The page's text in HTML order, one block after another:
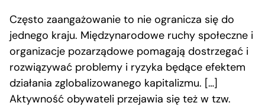
Często zaangażowanie to nie ogranicza się do
jednego kraju. Międzynarodowe ruchy społeczne i
organizacje pozarządowe pomagają dostrzegać i
rozwiązywać problemy i ryzyka będące efektem
działania zglobalizowanego kapitalizmu. […]
Aktywność obywateli przejawia się też w tzw.